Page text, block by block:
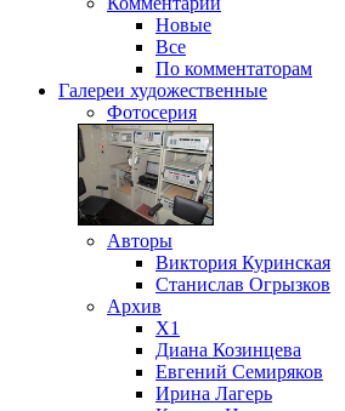
Новые
Все
По комментаторам
Галереи художественные
Фотосерия
Авторы
Виктория Куринская
Станислав Огрызков
Архив
X1
Диана Козинцева
Евгений Семиряков
Ирина Лагерь